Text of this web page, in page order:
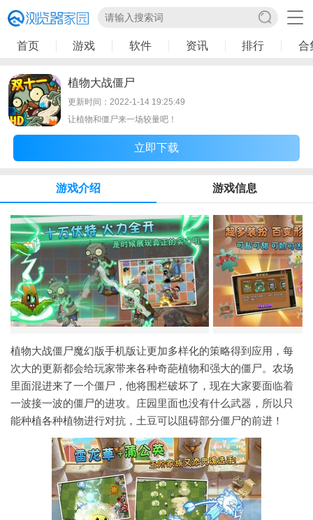
首页 游戏 软件 资讯 排行 合
植物大战僵尸
更新时间：2022-1-14 19:25:49
让植物和僵尸来一场较量吧！
立即下载
游戏介绍 游戏信息
植物大战僵尸魔幻版手机版让更加多样化的策略得到应用，每
次大的更新都会给玩家带来各种奇葩植物和强大的僵尸。农场
里面混进来了一个僵尸，他将围栏破坏了，现在大家要面临着
一波接一波的僵尸的进攻。庄园里面也没有什么武器，所以只
能种植各种植物进行对抗，土豆可以阻碍部分僵尸的前进！